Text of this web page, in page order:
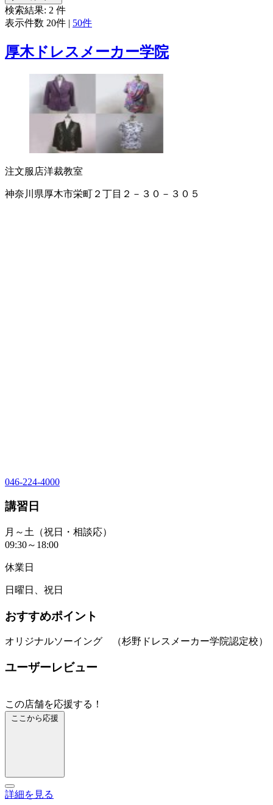
検索結果: 2 件
表示件数 20件 | 50件
厚木ドレスメーカー学院
注文服店洋裁教室
神奈川県厚木市栄町２丁目２－３０－３０５
046-224-4000
講習日
月～土（祝日・相談応）
09:30～18:00
休業日
日曜日、祝日
おすすめポイント
オリジナルソーイング （杉野ドレスメーカー学院認定校）
ユーザーレビュー
この店舗を応援する！
ここから応援
詳細を見る